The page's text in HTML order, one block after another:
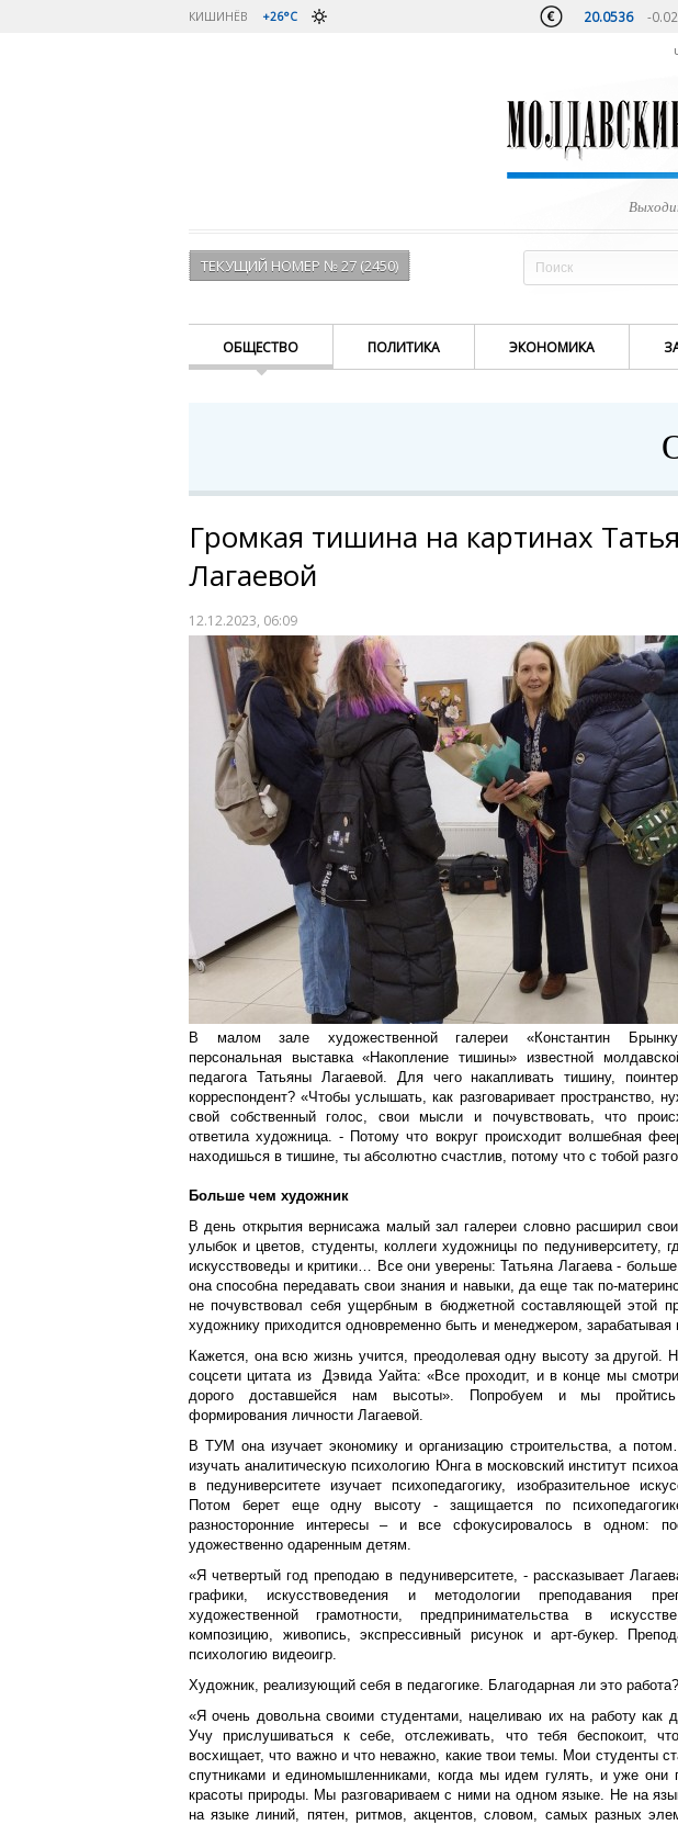
КИШИНЁВ +26°C 20.0536 -
ТЕКУЩИЙ НОМЕР № 27 (2450)
ОБЩЕСТВО ПОЛИТИКА ЭКОНОМИКА
Громкая тишина на картинах
Лагаевой
12.12.2023, 06:09
В малом зале художественной галереи «Константин
персональная выставка «Накопление тишины» известной
педагога Татьяны Лагаевой. Для чего накапливать тишину,
корреспондент? «Чтобы услышать, как разговаривает пространство,
свой собственный голос, свои мысли и почувствовать, что
ответила художница. - Потому что вокруг происходит волшебная
находишься в тишине, ты абсолютно счастлив, потому что с тобой
Больше чем художник
В день открытия вернисажа малый зал галереи словно расширил
улыбок и цветов, студенты, коллеги художницы по педуниверситету,
искусствоведы и критики… Все они уверены: Татьяна Лагаева -
она способна передавать свои знания и навыки, да еще так по-
не почувствовал себя ущербным в бюджетной составляющей этой
художнику приходится одновременно быть и менеджером, зарабатывая
Кажется, она всю жизнь учится, преодолевая одну высоту за другой.
соцсети цитата из Дэвида Уайта: «Все проходит, и в конце мы
дорого доставшейся нам высоты». Попробуем и мы
формирования личности Лагаевой.
В ТУМ она изучает экономику и организацию строительства, а
изучать аналитическую психологию Юнга в московский институт
в педуниверситете изучает психопедагогику, изобразительное
Потом берет еще одну высоту - защищается по
разносторонние интересы – и все сфокусировалось в одном:
удожественно одаренным детям.
«Я четвертый год преподаю в педуниверситете, - рассказывает
графики, искусствоведения и методологии преподавания
художественной грамотности, предпринимательства в
композицию, живопись, экспрессивный рисунок и арт-букер.
психологию видеоигр.
Художник, реализующий себя в педагогике. Благодарная ли это работа?
«Я очень довольна своими студентами, нацеливаю их на работу как
Учу прислушиваться к себе, отслеживать, что тебя беспокоит,
восхищает, что важно и что неважно, какие твои темы. Мои студенты
спутниками и единомышленниками, когда мы идем гулять, и уже они
красоты природы. Мы разговариваем с ними на одном языке. Не на
на языке линий, пятен, ритмов, акцентов, словом, самых разных